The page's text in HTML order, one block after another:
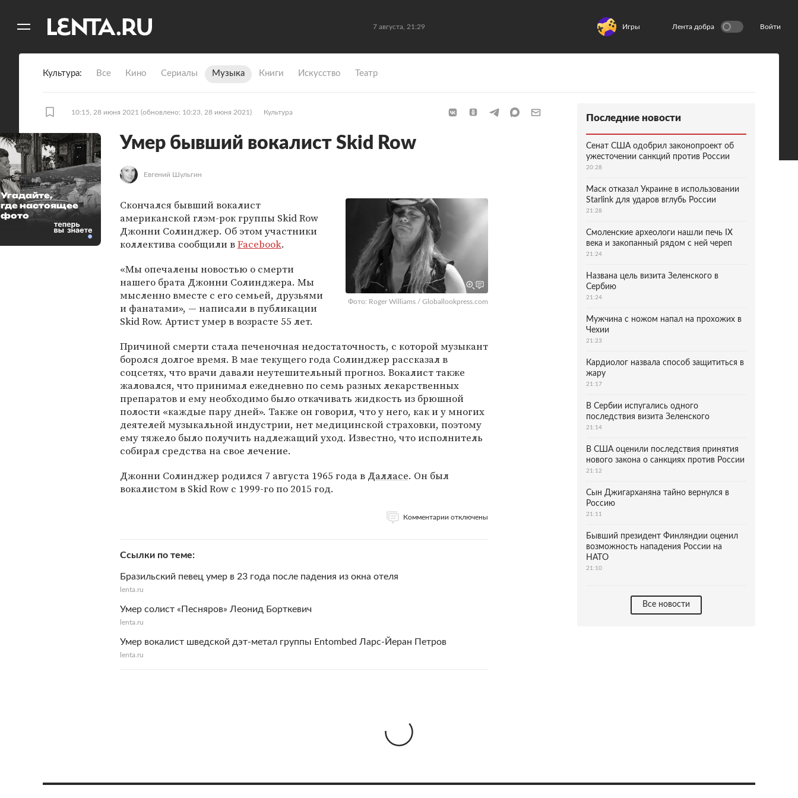
7 августа, 21:29 Игры Лента добра Войти
Культура Все Кино Сериалы Музыка Книги Искусство Театр
10:15, 28 июня 2021 (обновлено: 10:23, 28 июня 2021) Культура
Умер бывший вокалист Skid Row
Евгений Шульгин
Фото: Roger Williams / Globallookpress.com
Скончался бывший вокалист
американской глэм-рок группы Skid Row
Джонни Солинджер. Об этом участники
коллектива сообщили вFacebook.
«Мы опечалены новостью о смерти
нашего брата Джонни Солинджера. Мы
мысленно вместе с его семьей, друзьями
и фанатами», — написали в публикации
Skid Row. Артист умер в возрасте 55 лет.
Причиной смерти стала печеночная недостаточность, с которой музыкант
боролся долгое время. В мае текущего года Солинджер рассказал в
соцсетях, что врачи давали неутешительный прогноз. Вокалист также
жаловался, что принимал ежедневно по семь разных лекарственных
препаратов и ему необходимо было откачивать жидкость из брюшной
полости «каждые пару дней». Также он говорил, что у него, как и у многих
деятелей музыкальной индустрии, нет медицинской страховки, поэтому
ему тяжело было получить надлежащий уход. Известно, что исполнитель
собирал средства на свое лечение.
Джонни Солинджер родился 7 августа 1965 года в Далласе. Он был
вокалистом в Skid Row с 1999-го по 2015 год.
Комментарии отключены
Ссылки по теме
Бразильский певец умер в 23 года после падения из окна отеля
lenta.ru
Умер солист «Песняров» Леонид Борткевич
lenta.ru
Умер вокалист шведской дэт-метал группы Entombed Ларс-Йеран Петров
lenta.ru
Угадайте,
где настоящее
фото
Последние новости
Сенат США одобрил законопроект об
ужесточении санкций против России
20:28
Маск отказал Украине в использовании
Starlink для ударов вглубь России
21:28
Смоленские археологи нашли печь IX
века и закопанный рядом с ней череп
21:24
Названа цель визита Зеленского в
Сербию
21:24
Мужчина с ножом напал на прохожих в
Чехии
21:23
Кардиолог назвала способ защититься в
жару
21:17
В Сербии испугались одного
последствия визита Зеленского
21:14
В США оценили последствия принятия
нового закона о санкциях против России
21:12
Сын Джигарханяна тайно вернулся в
Россию
21:11
Бывший президент Финляндии оценил
возможность нападения России на
НАТО
21:10
Все новости